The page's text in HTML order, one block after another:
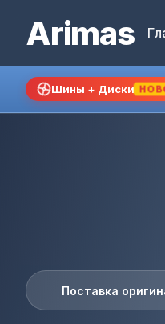
Arimas
Шины + Диски
Поставка